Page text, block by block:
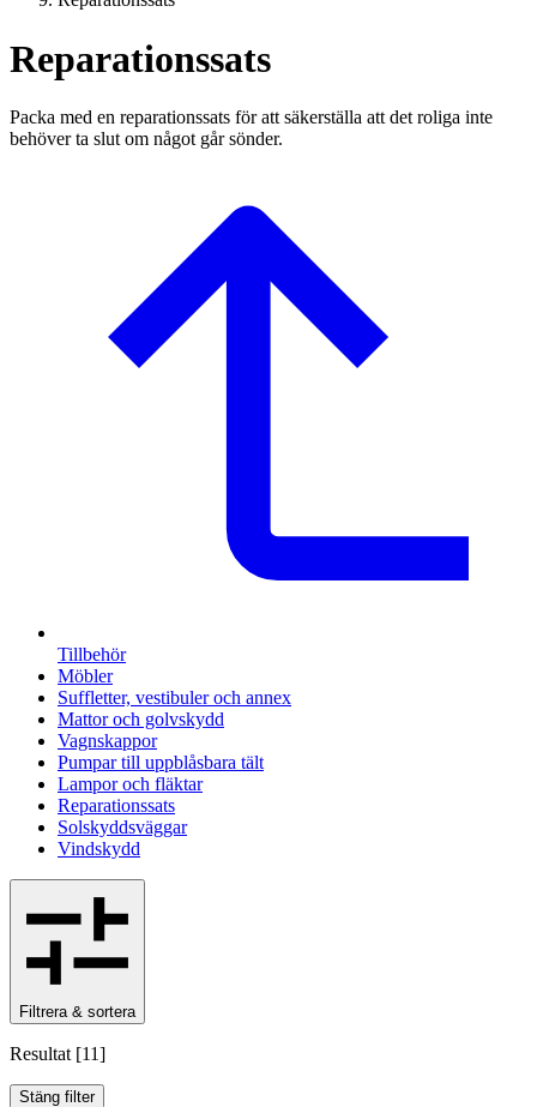
Reparationssats
Packa med en reparationssats för att säkerställa att det roliga inte
behöver ta slut om något går sönder.
Tillbehör
Möbler
Suffletter, vestibuler och annex
Mattor och golvskydd
Vagnskappor
Pumpar till uppblåsbara tält
Lampor och fläktar
Reparationssats
Solskyddsväggar
Vindskydd
Filtrera & sortera
Resultat [11]
Stäng filter